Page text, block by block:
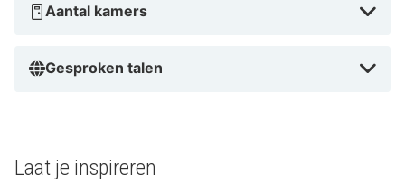
Aantal kamers
Gesproken talen
Laat je inspireren